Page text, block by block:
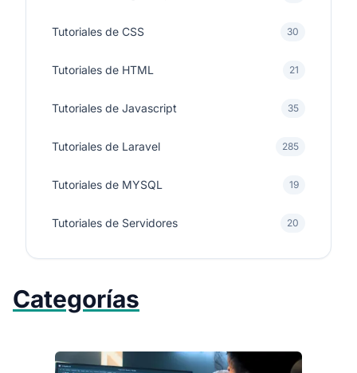
Tutoriales de CSS 30
Tutoriales de HTML 21
Tutoriales de Javascript 35
Tutoriales de Laravel 285
Tutoriales de MYSQL 19
Tutoriales de Servidores 20
Categorías